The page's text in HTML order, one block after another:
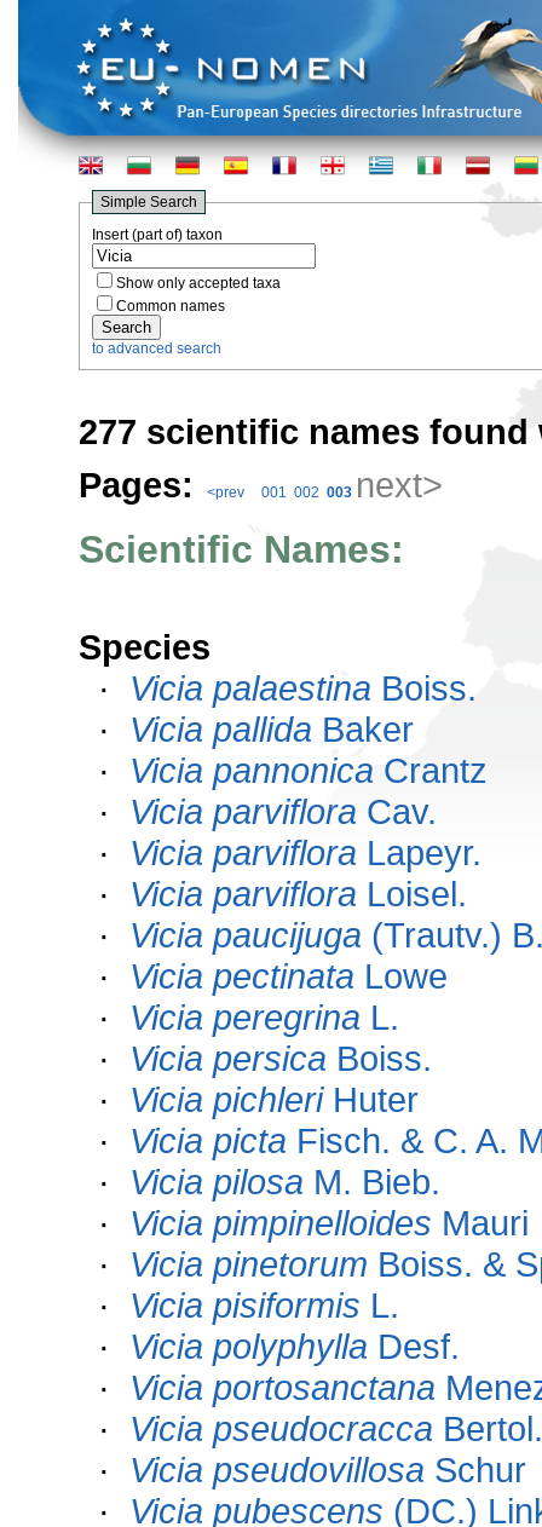
Simple Search
Insert (part of) taxon
Show only accepted taxa
Common names
to advanced search
277 scientific names
Pages:
<prev 001 002 003 next>
Scientific Names:
Species
· Vicia palaestina Boiss.
· Vicia pallida Baker
· Vicia pannonica Crantz
· Vicia parviflora Cav.
· Vicia parviflora Lapeyr.
· Vicia parviflora Loisel.
· Vicia paucijuga (Trautv.)
· Vicia pectinata Lowe
· Vicia peregrina L.
· Vicia persica Boiss.
· Vicia pichleriHuter
· Vicia picta Fisch. & C. A.
· Vicia pilosa M. Bieb.
· Vicia pimpinelloides Mauri
· Vicia pinetorum Boiss. &
· Vicia pisiformis L.
· Vicia polyphylla Desf.
· Vicia portosanctana
· Vicia pseudocracca Bertol.
· Vicia pseudovillosa Schur
· Vicia pubescens (DC.)